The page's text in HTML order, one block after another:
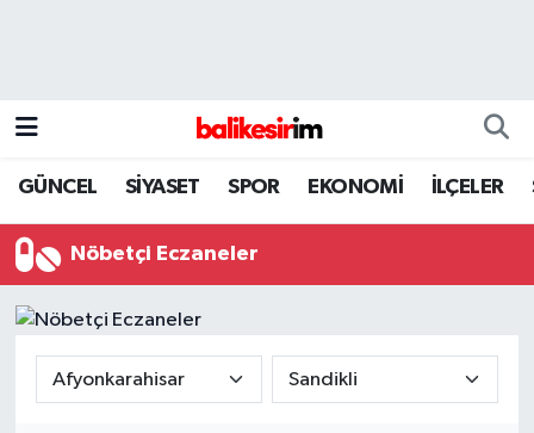
GÜNCEL SİYASET SPOR EKONOMİ İLÇELER
Nöbetçi Eczaneler